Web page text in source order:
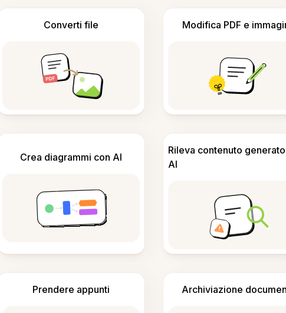
Converti file Modifica PDF e
Crea diagrammi con AI
Rileva contenuto
AI
Prendere appunti Archiviazione